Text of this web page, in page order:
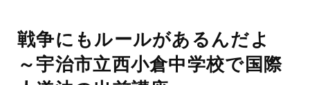
戦争にもルールがあるんだよ
～宇治市立西小倉中学校で国際